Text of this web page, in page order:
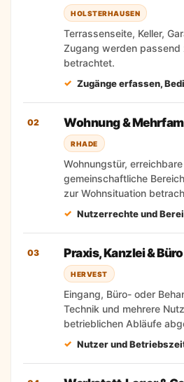
HOLSTERHAUSEN
Terrassenseite, Keller,
Zugang werden passend
betrachtet.
Zugänge erfassen,
02 Wohnung &
RHADE
Wohnungstür,
gemeinschaftliche
zur Wohnsituation
Nutzerrechte und
03 Praxis, Kanzlei & Büro
HERVEST
Eingang, Büro- oder
Technik und mehrere
betrieblichen Abläufe
Nutzer und